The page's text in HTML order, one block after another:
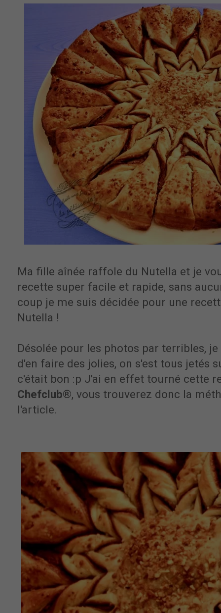
Ma fille aînée raffole du Nutella et je
recette super facile et rapide, sans
coup je me suis décidée pour une
Nutella !
Désolée pour les photos par terribles,
d'en faire des jolies, on s'est tous jetés
c'était bon :p J'ai en effet tourné cette
Chefclub®, vous trouverez donc la
l'article.